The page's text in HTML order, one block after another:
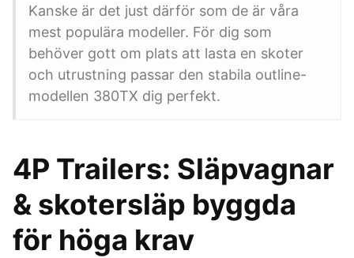
Kanske är det just därför som de är våra
mest populära modeller. För dig som
behöver gott om plats att lasta en skoter
och utrustning passar den stabila outline-
modellen 380TX dig perfekt.
4P Trailers: Släpvagnar
& skotersläp byggda
för höga krav